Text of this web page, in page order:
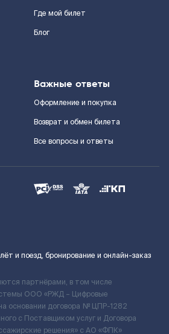
Где мой билет
Блог
Важные ответы
Оформление и покупка
Возврат и обмен билета
Все вопросы и ответы
и поезд, бронирование и онлайн-заказ
партнёрами, в том числе
ООО «РЖД – Цифровые
основании договора № ЦПР-1282
с Поставщиком услуг и Договора
решения» c АО «ФПК»